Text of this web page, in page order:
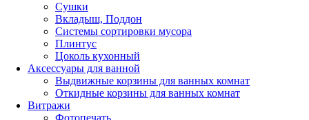
Сушки
Вкладыш, Поддон
Системы сортировки мусора
Плинтус
Цоколь кухонный
Аксессуары для ванной
Выдвижные корзины для ванных комнат
Откидные корзины для ванных комнат
Витражи
Фотопечать